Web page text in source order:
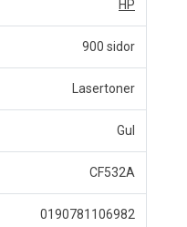
HP
900 sidor
Lasertoner
Gul
CF532A
0190781106982